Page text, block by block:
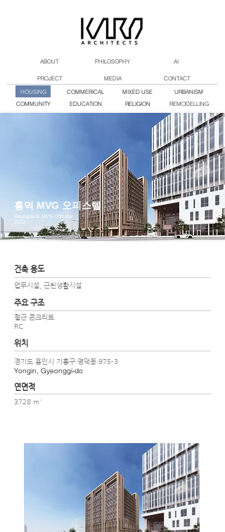
ABOUT
PROJECT MEDIA CONTACT
PHILOSOPHY AI
HOUSING
COMMUNITY
COMMERICAL
EDUCATION
MIXED USE
RELIGION
URBANISM
REMODELLING
흥덕 MVG 오피스텔
Heungdeok MVG Officetel
2022
건축 용도
업무시설, 근린생활시설
주요 구조
철근 콘크리트
RC
위치
경기도 용인시 기흥구 영덕동 975-3
Yongin, Gyeonggi-do
​연면적
3728 m²